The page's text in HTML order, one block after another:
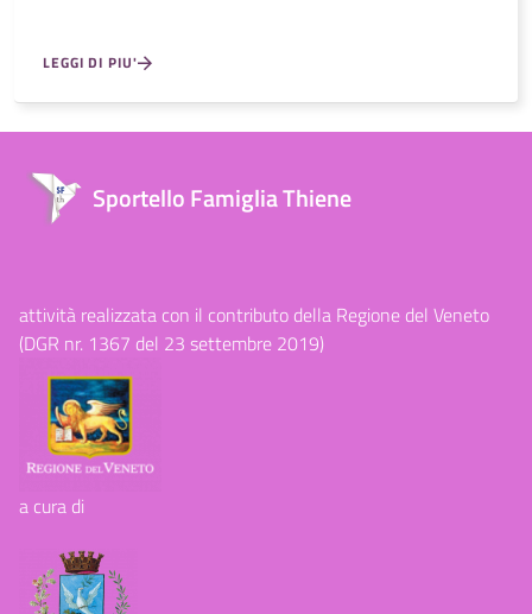
LEGGI DI PIU'
Sportello Famiglia Thiene
attività realizzata con il contributo della Regione del Veneto
(DGR nr. 1367 del 23 settembre 2019)
a cura di